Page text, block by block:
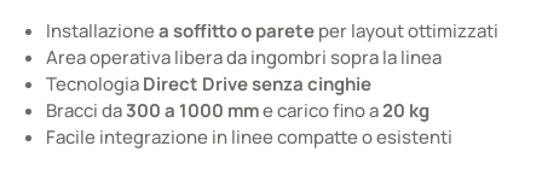
Installazionea soffitto o pareteper layout ottimizzati
Area operativa libera da ingombri sopra la linea
TecnologiaDirect Drive senza cinghie
Bracci da300 a 1000 mme carico fino a20 kg
Facile integrazione in linee compatte o esistenti